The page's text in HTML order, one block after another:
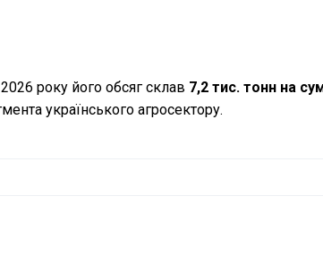
року його обсяг склав 7,2 тис. тонн на
українського агросектору.